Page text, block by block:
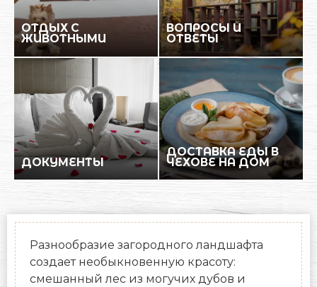
ОТДЫХ С
ЖИВОТНЫМИ
ВОПРОСЫ И
ОТВЕТЫ
ДОКУМЕНТЫ
ДОСТАВКА ЕДЫ В
ЧЕХОВЕ НА ДОМ
Разнообразие загородного ландшафта
создает необыкновенную красоту:
смешанный лес из могучих дубов и